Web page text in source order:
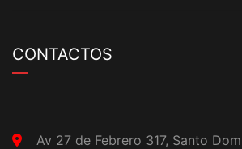
CONTACTOS
Av 27 de Febrero 317, Santo